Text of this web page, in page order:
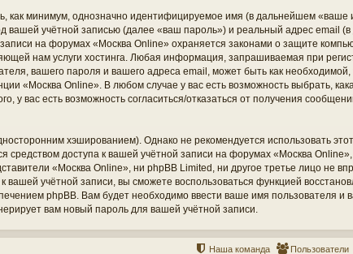
как минимум, однозначно идентифицируемое имя (в дальнейшем «ваше
вашей учётной записью (далее «ваш пароль») и реальный адрес email
на форумах «Москва Online» охраняется законами о защите
нам услуги хостинга. Любая информация, запрашиваемая при
вашего пароля и вашего адреса email, может быть как необходимой,
«Москва Online». В любом случае у вас есть возможность выбрать,
у вас есть возможность согласиться/отказаться от получения
хэшированием). Однако не рекомендуется использовать
средством доступа к вашей учётной записи на форумах «Москва Online»,
«Москва Online», ни phpBB Limited, ни другое третье лицо не
вашей учётной записи, вы сможете воспользоваться функцией
phpBB. Вам будет необходимо ввести ваше имя пользователя и
вам новый пароль для вашей учётной записи.
Пользователи
Наша команда